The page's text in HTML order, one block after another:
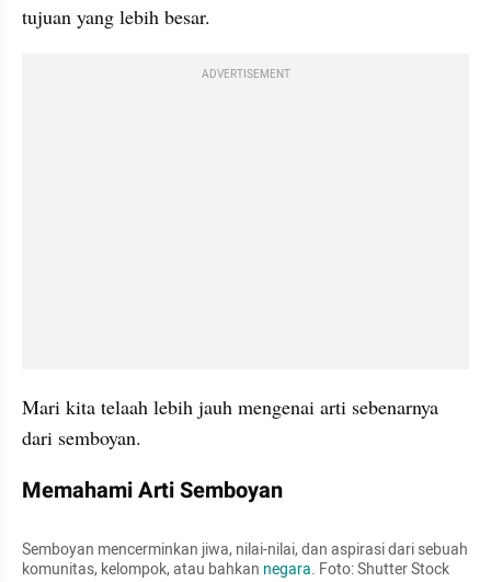
tujuan yang lebih besar.
ADVERTISEMENT
Mari kita telaah lebih jauh mengenai arti sebenarnya
dari semboyan.
Memahami Arti Semboyan
Semboyan mencerminkan jiwa, nilai-nilai, dan aspirasi dari sebuah
komunitas, kelompok, atau bahkan negara. Foto: Shutter Stock